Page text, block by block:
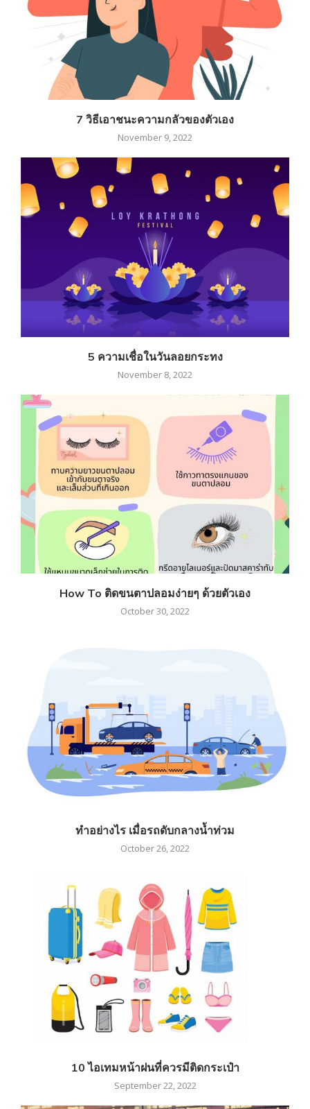
7 วิธีเอาชนะความกลัวของตัวเอง
November 9, 2022
5 ความเชื่อในวันลอยกระทง
November 8, 2022
How To ติดขนตาปลอมง่ายๆ ด้วยตัวเอง
October 30, 2022
ทำอย่างไร เมื่อรถดับกลางน้ำท่วม
October 26, 2022
10 ไอเทมหน้าฝนที่ควรมีติดกระเป๋า
September 22, 2022